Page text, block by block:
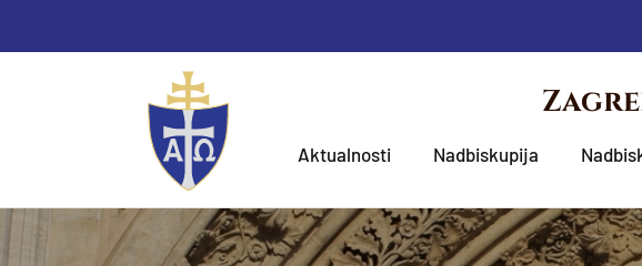
Aktualnosti Nadbiskupija